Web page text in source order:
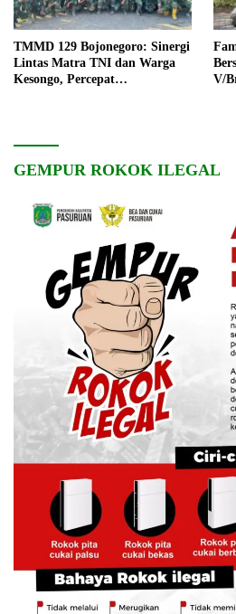
TMMD 129 Bojonegoro: Sinergi
Lintas Matra TNI dan Warga
Kesongo, Percepat
V/
GEMPUR ROKOK ILEGAL